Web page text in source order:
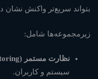
بتواند سریع‌تر واکنش نشان
زیرمجموعه‌ها شامل:
نظارت مستمر (Continuous Monitoring):
سیستم و کاربران.